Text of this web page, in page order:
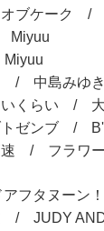
ブケーク /
/ 中島みゆき
いくらい / 大
トゼンブ /
/ フラワー
アフタヌーン
JUDY AND